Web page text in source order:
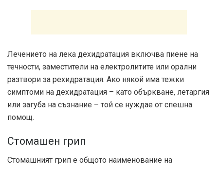
Лечението на лека дехидратация включва пиене на
течности, заместители на електролитите или орални
разтвори за рехидратация. Ако някой има тежки
симптоми на дехидратация – като объркване, летаргия
или загуба на съзнание – той се нуждае от спешна
помощ.
Стомашен грип
Стомашният грип е общото наименование на